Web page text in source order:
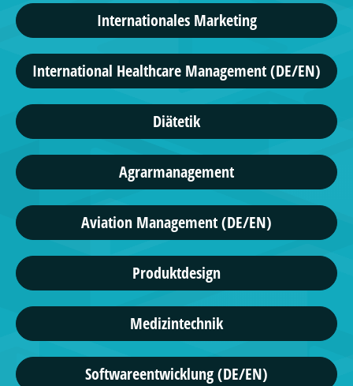
Internationales Marketing
International Healthcare Management (DE/EN)
Diätetik
Agrarmanagement
Aviation Management (DE/EN)
Produktdesign
Medizintechnik
Softwareentwicklung (DE/EN)